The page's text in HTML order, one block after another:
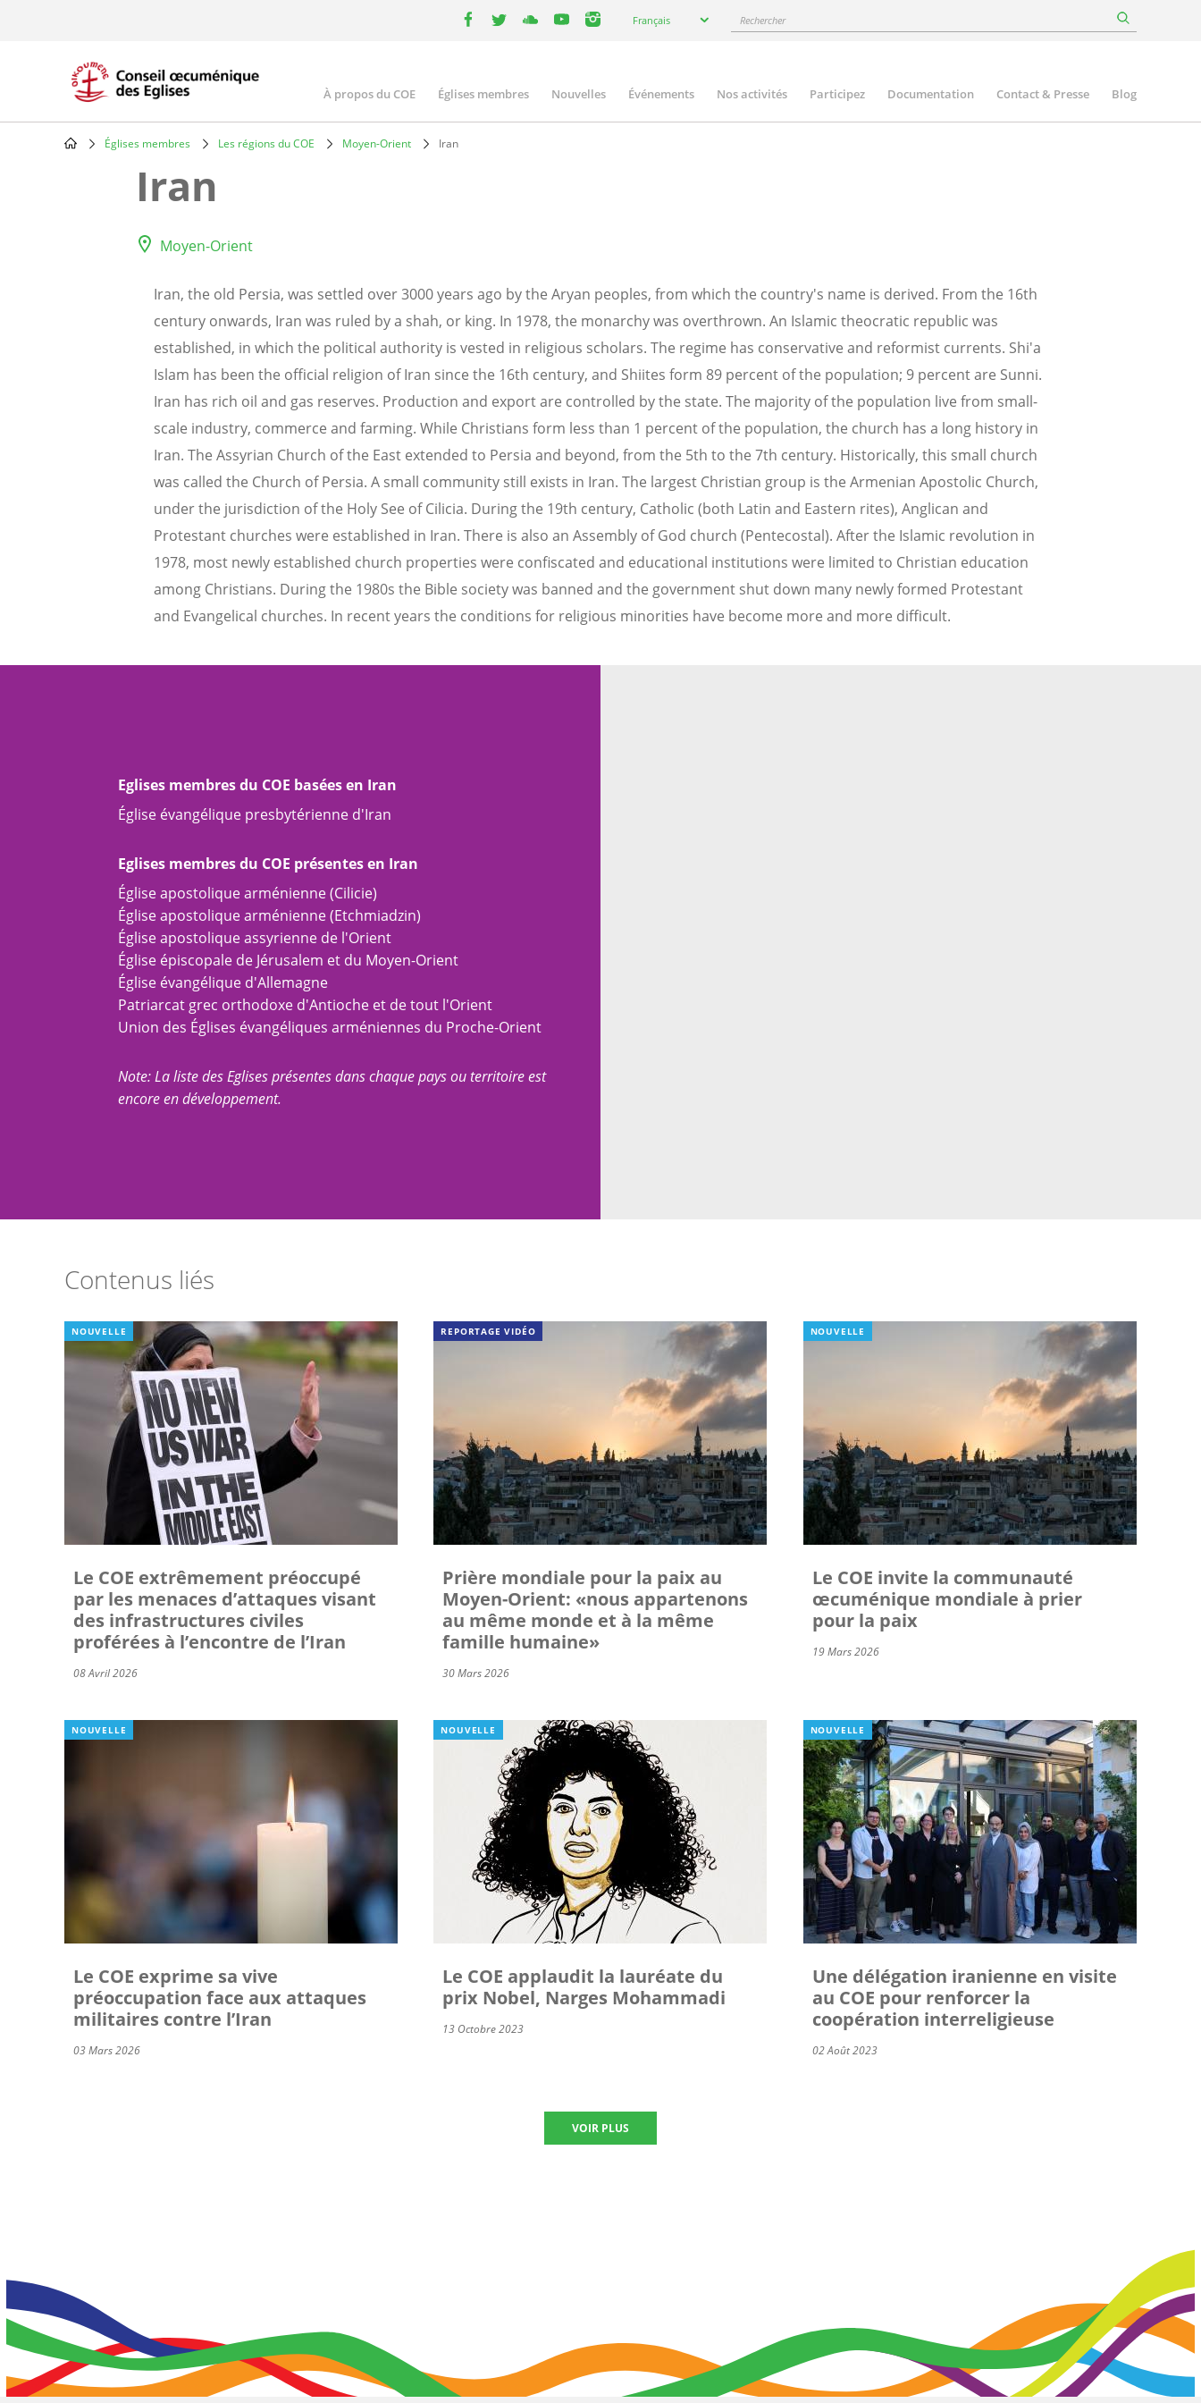
your
Français Rechercher
Main
navigation
À propos du COE Églises membres Nouvelles Événements Nos activités Participez Documentation Contact & Presse Blog
Breadcrumb
Églises membres Les régions du COE Moyen-Orient Iran
Iran
Moyen-Orient
Iran, the old Persia, was settled over 3000 years ago by the Aryan peoples, from which the country's name is derived. From the 16th
century onwards, Iran was ruled by a shah, or king. In 1978, the monarchy was overthrown. An Islamic theocratic republic was
established, in which the political authority is vested in religious scholars. The regime has conservative and reformist currents. Shi'a
Islam has been the official religion of Iran since the 16th century, and Shiites form 89 percent of the population; 9 percent are Sunni.
Iran has rich oil and gas reserves. Production and export are controlled by the state. The majority of the population live from small-
scale industry, commerce and farming. While Christians form less than 1 percent of the population, the church has a long history in
Iran. The Assyrian Church of the East extended to Persia and beyond, from the 5th to the 7th century. Historically, this small church
was called the Church of Persia. A small community still exists in Iran. The largest Christian group is the Armenian Apostolic Church,
under the jurisdiction of the Holy See of Cilicia. During the 19th century, Catholic (both Latin and Eastern rites), Anglican and
Protestant churches were established in Iran. There is also an Assembly of God church (Pentecostal). After the Islamic revolution in
1978, most newly established church properties were confiscated and educational institutions were limited to Christian education
among Christians. During the 1980s the Bible society was banned and the government shut down many newly formed Protestant
and Evangelical churches. In recent years the conditions for religious minorities have become more and more difficult.
Eglises membres du COE basées en Iran
Église évangélique presbytérienne d'Iran
Eglises membres du COE présentes en Iran
Église apostolique arménienne (Cilicie)
Église apostolique arménienne (Etchmiadzin)
Église apostolique assyrienne de l'Orient
Église épiscopale de Jérusalem et du Moyen-Orient
Église évangélique d'Allemagne
Patriarcat grec orthodoxe d'Antioche et de tout l'Orient
Union des Églises évangéliques arméniennes du Proche-Orient
Note: La liste des Eglises présentes dans chaque pays ou territoire est
encore en développement.
Contenus liés
NOUVELLE
Le COE extrêmement préoccupé
par les menaces d’attaques visant
des infrastructures civiles
proférées à l’encontre de l’Iran
08 Avril 2026
REPORTAGE VIDÉO
Prière mondiale pour la paix au
Moyen-Orient: «nous appartenons
au même monde et à la même
famille humaine»
30 Mars 2026
NOUVELLE
Le COE invite la communauté
œcuménique mondiale à prier
pour la paix
19 Mars 2026
NOUVELLE
Le COE exprime sa vive
préoccupation face aux attaques
militaires contre l’Iran
03 Mars 2026
NOUVELLE
Le COE applaudit la lauréate du
prix Nobel, Narges Mohammadi
13 Octobre 2023
NOUVELLE
Une délégation iranienne en visite
au COE pour renforcer la
coopération interreligieuse
02 Août 2023
VOIR PLUS